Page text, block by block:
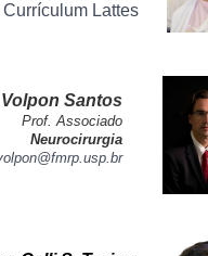
Currículum Lattes
Santos
Prof. Associado
Neurocirurgia